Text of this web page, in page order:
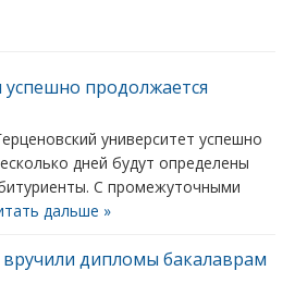
продолжается
университет успешно
дней будут определены
С промежуточными
дальше »
дипломы бакалаврам